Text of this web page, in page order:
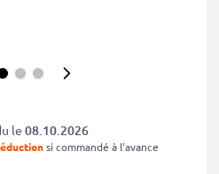
le 08.10.2026
si commandé à l'avance